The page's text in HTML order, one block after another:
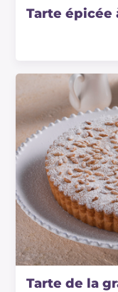
Tarte épicée
Tarte de la